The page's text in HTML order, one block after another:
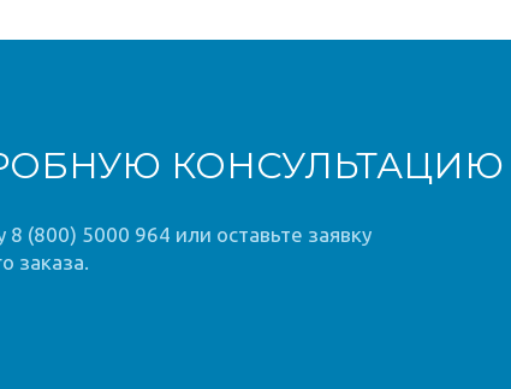
КОНСУЛЬТАЦИЮ
(800) 5000 964 или оставьте заявку
заказа.